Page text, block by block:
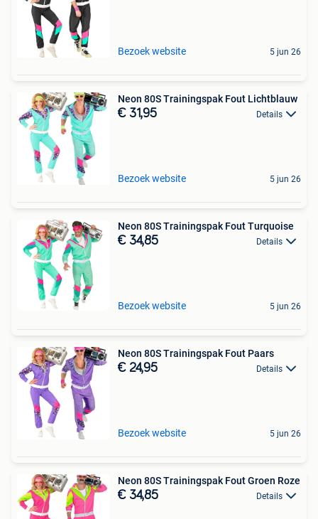
Bezoek website 5 jun 26
Neon 80S Trainingspak Fout Lichtblauw
€ 31,95 Details
Bezoek website 5 jun 26
Neon 80S Trainingspak Fout Turquoise
€ 34,85 Details
Bezoek website 5 jun 26
Neon 80S Trainingspak Fout Paars
€ 24,95 Details
Bezoek website 5 jun 26
Neon 80S Trainingspak Fout Groen Roze
€ 34,85 Details